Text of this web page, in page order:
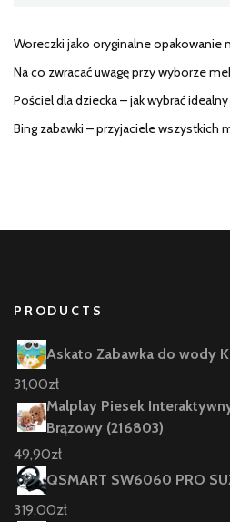
Woreczki jako oryginalne opakowanie
Na co zwracać uwagę przy wyborze
Pościel dla dziecka – jak wybrać
Bing zabawki – przyjaciele wszystkich
PRODUCTS
Askato Zabawka do wody
31,00zł
Malplay Piesek
Brązowy (216803)
49,90zł
QSMART SW6060 PRO
319,00zł